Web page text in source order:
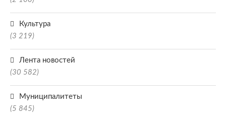
Культура
(3 219)
Лента новостей
(30 582)
Муниципалитеты
(5 845)